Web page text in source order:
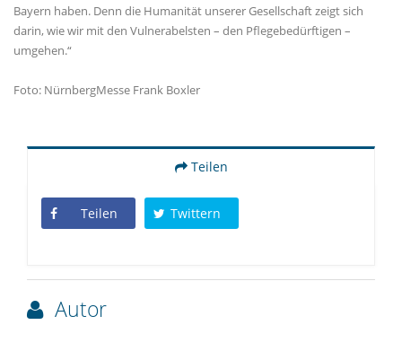
Bayern haben. Denn die Humanität unserer Gesellschaft zeigt sich
darin, wie wir mit den Vulnerabelsten – den Pflegebedürftigen –
umgehen.“
Foto: NürnbergMesse Frank Boxler
Teilen
Teilen Twittern
Autor